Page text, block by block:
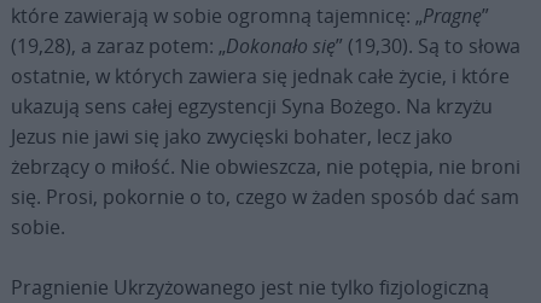
które zawierają w sobie ogromną tajemnicę: „Pragnę”
(19,28), a zaraz potem: „Dokonało się” (19,30). Są to słowa
ostatnie, w których zawiera się jednak całe życie, i które
ukazują sens całej egzystencji Syna Bożego. Na krzyżu
Jezus nie jawi się jako zwycięski bohater, lecz jako
żebrzący o miłość. Nie obwieszcza, nie potępia, nie broni
się. Prosi, pokornie o to, czego w żaden sposób dać sam
sobie.
Pragnienie Ukrzyżowanego jest nie tylko fizjologiczną